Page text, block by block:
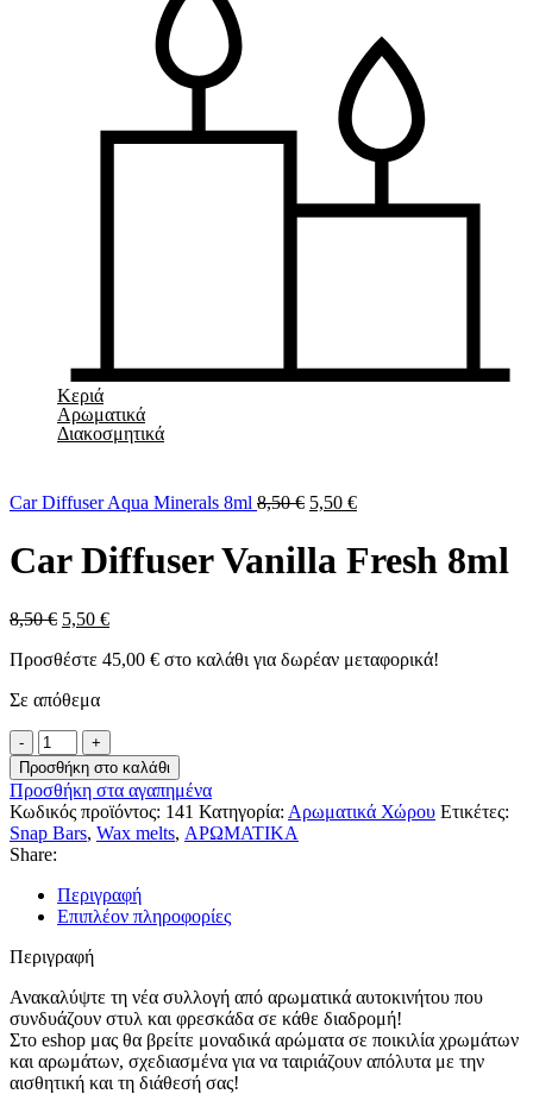
Κεριά
Αρωματικά
Διακοσμητικά
Car Diffuser Aqua Minerals 8ml 8,50€ 5,50 €
Car Diffuser Vanilla Fresh 8ml
8,50€ 5,50 €
Προσθέστε 45,00 € στο καλάθι για δωρέαν μεταφορικά!
Σε απόθεμα
Car
Diffuser
Vanilla
Fresh
8ml
ποσότητα
Προσθήκη στο καλάθι
Προσθήκη στα αγαπημένα
Κωδικός προϊόντος: 141 Κατηγορία: Αρωματικά Χώρου Ετικέτες:
Snap Bars, Wax melts, ΑΡΩΜΑΤΙΚΑ
Share:
Περιγραφή
Επιπλέον πληροφορίες
Περιγραφή
Ανακαλύψτε τη νέα συλλογή από αρωματικά αυτοκινήτου που
συνδυάζουν στυλ και φρεσκάδα σε κάθε διαδρομή!
Στο eshop μας θα βρείτε μοναδικά αρώματα σε ποικιλία χρωμάτων
και αρωμάτων, σχεδιασμένα για να ταιριάζουν απόλυτα με την
αισθητική και τη διάθεσή σας!